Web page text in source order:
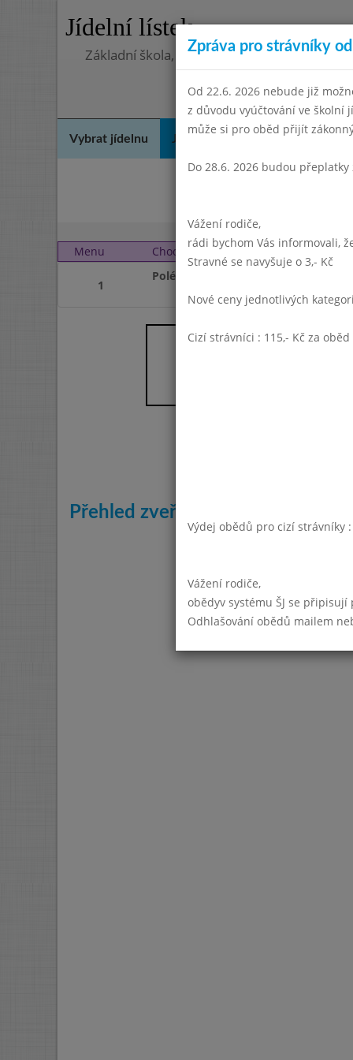
Jídelní lístek
Základní škola, Praha 4, Na Líše 16
Vybrat jídelnu Jídelní lístek Historie
Menu
Chod Pátek 1. 7. 2016
1
Polévka
Přehled zveřejněných jídelníčků:
Zpráva pro strávníky
Od 22.6. 2026 nebude již
z důvodu vyúčtování ve školní
může si pro oběd přijít
Do 28.6. 2026 budou
Vážení rodiče,
rádi bychom Vás informovali,
Stravné se navyšuje o 3,- Kč
Nové ceny jednotlivých
Cizí strávníci : 115,- Kč za oběd
Výdej obědů pro cizí strávníky
Vážení rodiče,
obědyv systému ŠJ se
Odhlašování obědů mailem